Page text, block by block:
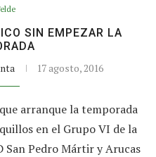
SIN EMPEZAR LA
17 agosto, 2016
arranque la temporada
en el Grupo VI de la
San Pedro Mártir y Arucas